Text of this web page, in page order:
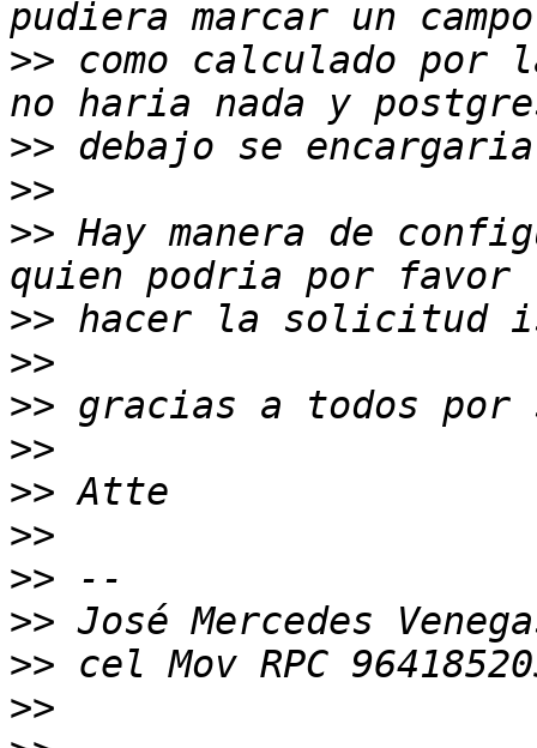
>> como calculado por
>>
>>
>> Hay manera de
>>
>>
>>
>>
>>
>>
>>
>>
>>
>>